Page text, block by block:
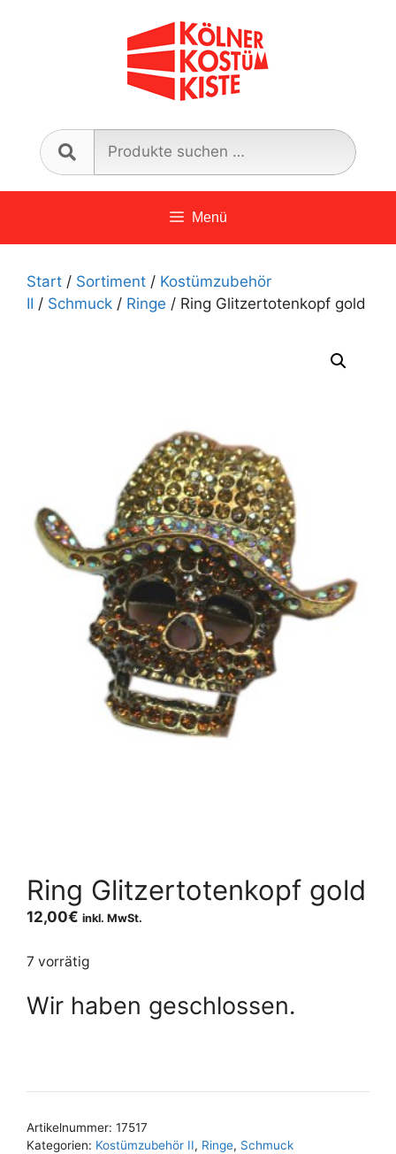
nach:
Menü
Start / Sortiment / Kostümzubehör
II / Schmuck / Ringe / Ring Glitzertotenkopf gold
Ring Glitzertotenkopf gold
12,00€ inkl. MwSt.
7 vorrätig
Wir haben geschlossen.
Artikelnummer: 17517
Kategorien: Kostümzubehör II, Ringe, Schmuck